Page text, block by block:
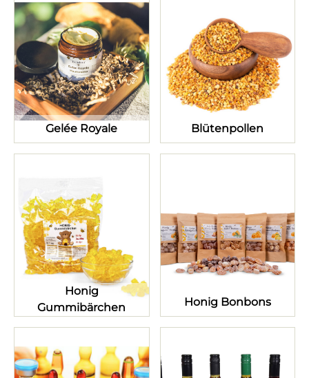
Gelée Royale Blütenpollen
Honig
Gummibärchen
Honig Bonbons